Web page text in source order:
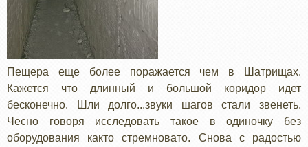
Пещера еще более поражается чем в Шатрищах.
Кажется что длинный и большой коридор идет
бесконечно. Шли долго...звуки шагов стали звенеть.
Чесно говоря исследовать такое в одиночку без
оборудования както стремновато. Снова с радостью